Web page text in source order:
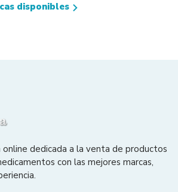
disponibles
online dedicada a la venta de productos
con las mejores marcas,